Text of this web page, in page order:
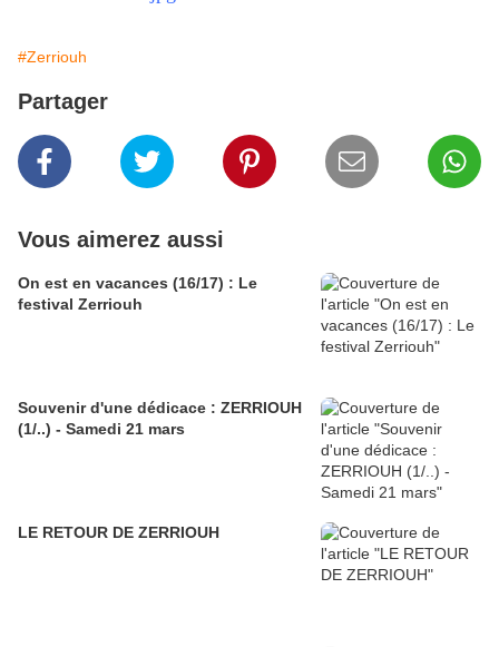
#Zerriouh
Partager
Vous aimerez aussi
On est en vacances (16/17) : Le
festival Zerriouh
Souvenir d'une dédicace : ZERRIOUH
(1/..) - Samedi 21 mars
LE RETOUR DE ZERRIOUH